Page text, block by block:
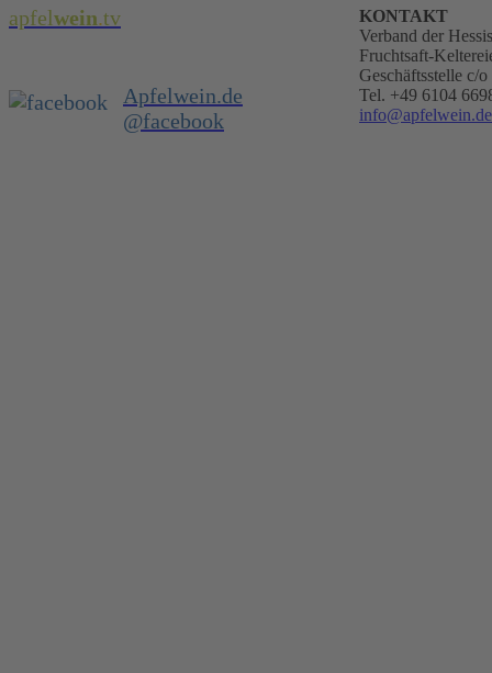
apfelwein.tv
KONTAKT
Verband der
Fruchtsaft-
Geschäftsstelle c/
Tel. +49 6104
info@apfelwein.de
Apfelwein.de
@facebook